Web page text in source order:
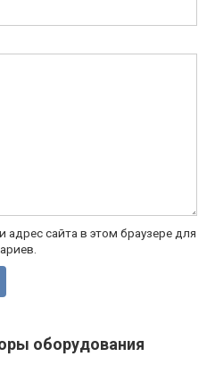
адрес сайта в этом браузере для
оборудования